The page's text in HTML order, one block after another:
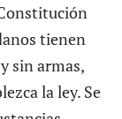
tienen
sin armas,
la ley. Se